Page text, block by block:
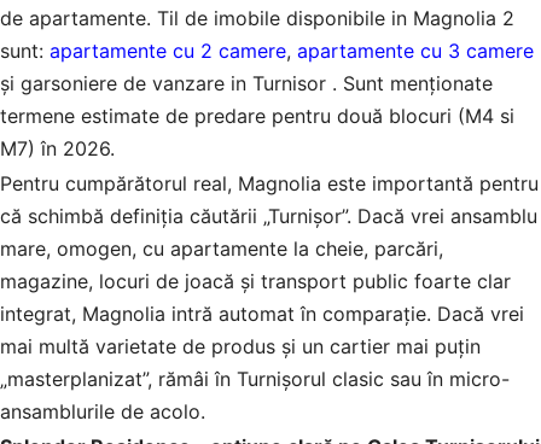
de apartamente. Til de imobile disponibile in Magnolia 2
sunt: apartamente cu 2 camere, apartamente cu 3 camere
și garsoniere de vanzare in Turnisor . Sunt menționate
termene estimate de predare pentru două blocuri (M4 si
M7) în 2026.
Pentru cumpărătorul real, Magnolia este importantă pentru
că schimbă definiția căutării „Turnișor”. Dacă vrei ansamblu
mare, omogen, cu apartamente la cheie, parcări,
magazine, locuri de joacă și transport public foarte clar
integrat, Magnolia intră automat în comparație. Dacă vrei
mai multă varietate de produs și un cartier mai puțin
„masterplanizat”, rămâi în Turnișorul clasic sau în micro-
ansamblurile de acolo.